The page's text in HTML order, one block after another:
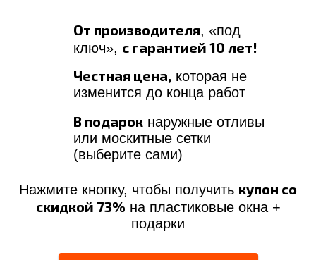
От производителя, «под
ключ», с гарантией 10 лет!
Честная цена, которая не
изменится до конца работ
В подарок наружные отливы
или москитные сетки
(выберите сами)
Нажмите кнопку, чтобы получить купон со
скидкой 73% на пластиковые окна +
подарки